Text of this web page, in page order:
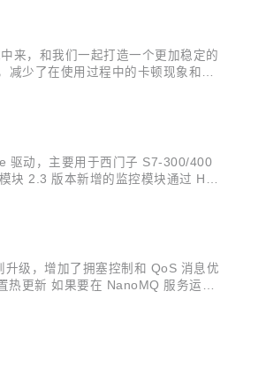
来，和我们一起打造一个更加稳定的
少了在使用过程中的卡顿现象和内
驱动，主要用于西门子 S7-300/400
块 2.3 版本新增的监控模块通过 HTT
级，增加了拥塞控制和 QoS 消息优
热更新 如果要在 NanoMQ 服务运行